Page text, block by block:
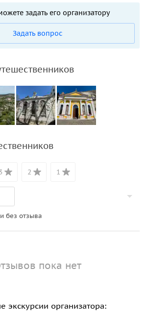
задать его организатору
Задать вопрос
2 1
без отзыва
пока нет
экскурсии организатора: